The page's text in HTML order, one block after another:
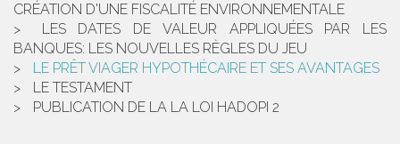
CRÉATION D'UNE FISCALITÉ ENVIRONNEMENTALE
LES DATES DE VALEUR APPLIQUÉES PAR LES
BANQUES: LES NOUVELLES RÈGLES DU JEU
LE PRÊT VIAGER HYPOTHÉCAIRE ET SES AVANTAGES
LE TESTAMENT
PUBLICATION DE LA LA LOI HADOPI 2